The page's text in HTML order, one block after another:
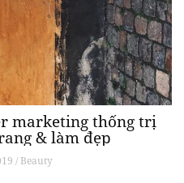
marketing thống trị
& làm đẹp
/ Beauty